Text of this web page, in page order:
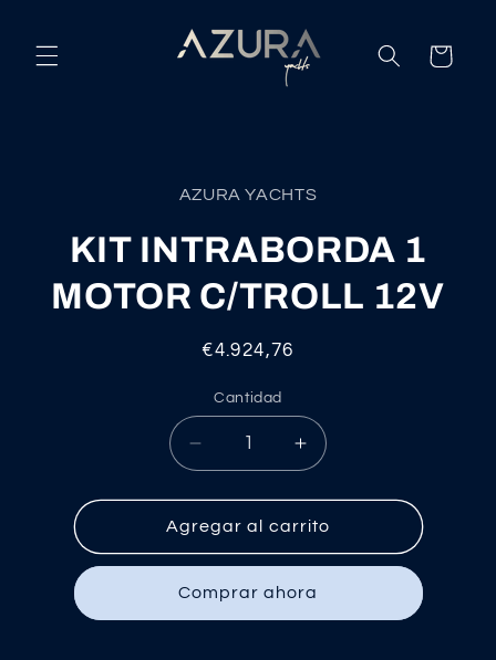
al contenido
Carrito
AZURA YACHTS
KIT INTRABORDA 1
MOTOR C/TROLL 12V
Precio
€4.924,76
Cantidad
Reducir
cantidad
para
KIT
INTRABORDA
MOTOR
C/TROLL
Aumentar
cantidad
para
KIT
INTRABORDA
MOTOR
C/TROLL
Agregar al carrito
Comprar ahora